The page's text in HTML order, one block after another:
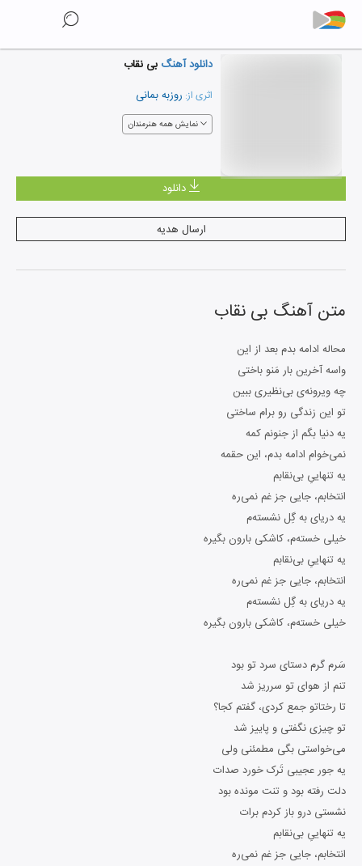
دانلود آهنگ بی نقاب
اثری از: روزبه بمانی
نمایش همه هنرمندان
دانلود
ارسال هدیه
متن آهنگ بی نقاب
محاله ادامه بدم بعد از این
واسه آخرین بار مَنو باختی
چه ویرونه‌ی بی‌نظیری ببین
تو این زندگی رو برام ساختی
یه دنیا بگم از جنونم کمه
نمی‌خوام ادامه بدم، این حقمه
یه تنهاییِ بی‌نقابم
انتخابم، جایی جز غم نمی‌ره
یه دریای به گِل نشسته‌م
خیلی خسته‌م، کاشکی بارون بگیره
یه تنهاییِ بی‌نقابم
انتخابم، جایی جز غم نمی‌ره
یه دریای به گِل نشسته‌م
خیلی خسته‌م، کاشکی بارون بگیره
سَرم گرم دستای سرد تو بود
تنم از هوای تو سرریز شد
تا رختاتو جمع کردی، گفتم کجا؟
تو چیزی نگفتی و پاییز شد
می‌خواستی بگی مطمئنی ولی
یه جور عجیبی تَرک خورد صدات
دلت رفته بود و تنت مونده بود
نشستی درو باز کردم برات
یه تنهاییِ بی‌نقابم
انتخابم، جایی جز غم نمی‌ره